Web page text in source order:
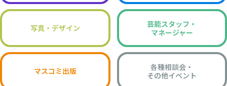
写真・デザイン
芸能スタッフ・
マネージャー
マスコミ出版
各種相談会・
その他イベント